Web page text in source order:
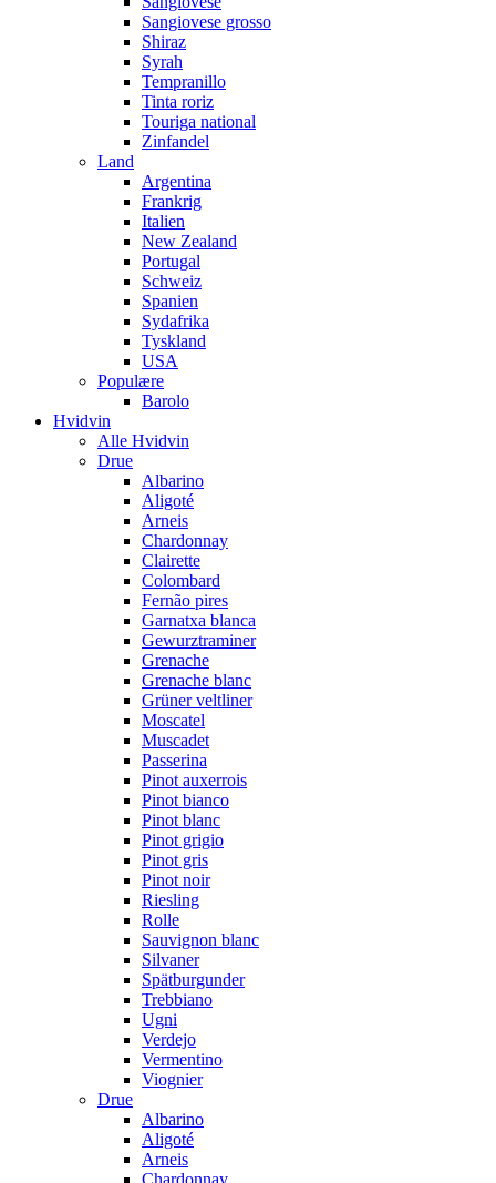
Sangiovese grosso
Shiraz
Syrah
Tempranillo
Tinta roriz
Touriga national
Zinfandel
Land
Argentina
Frankrig
Italien
New Zealand
Portugal
Schweiz
Spanien
Sydafrika
Tyskland
USA
Populære
Barolo
Hvidvin
Alle Hvidvin
Drue
Albarino
Aligoté
Arneis
Chardonnay
Clairette
Colombard
Fernão pires
Garnatxa blanca
Gewurztraminer
Grenache
Grenache blanc
Grüner veltliner
Moscatel
Muscadet
Passerina
Pinot auxerrois
Pinot bianco
Pinot blanc
Pinot grigio
Pinot gris
Pinot noir
Riesling
Rolle
Sauvignon blanc
Silvaner
Spätburgunder
Trebbiano
Ugni
Verdejo
Vermentino
Viognier
Drue
Albarino
Aligoté
Arneis
Chardonnay